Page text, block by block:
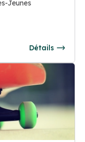
Jeunes
Détails